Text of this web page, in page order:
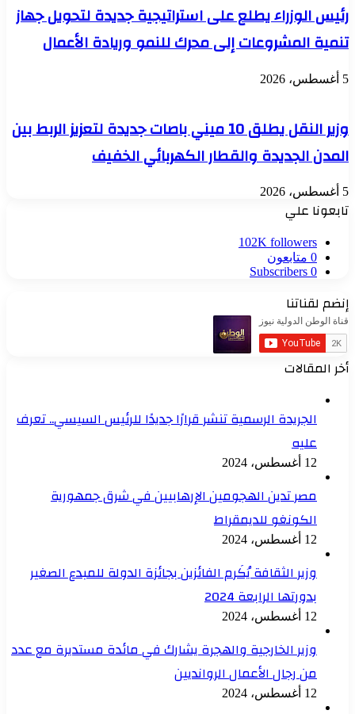
رئيس الوزراء يطلع على استراتيجية جديدة لتحويل جهاز
تنمية المشروعات إلى محرك للنمو وريادة الأعمال
5 أغسطس، 2026
وزير النقل يطلق 10 ميني باصات جديدة لتعزيز الربط بين
المدن الجديدة والقطار الكهربائي الخفيف
5 أغسطس، 2026
تابعونا علي
102K followers
0 متابعون
0
Subscribers
إنضم لقناتنا
أخر المقالات
الجريدة الرسمية تنشر قرارًا جديدًا للرئيس السيسي.. تعرف
عليه
12 أغسطس، 2024
مصر تدين الهجومين الإرهابيين في شرق جمهورية
الكونغو للديمقراط
12 أغسطس، 2024
وزير الثقافة يُكَرم الفائزين بجائزة الدولة للمبدع الصغير
بدورتها الرابعة 2024
12 أغسطس، 2024
وزير الخارجية والهجرة يشارك في مائدة مستديرة مع عدد
من رجال الأعمال الروانديين
12 أغسطس، 2024